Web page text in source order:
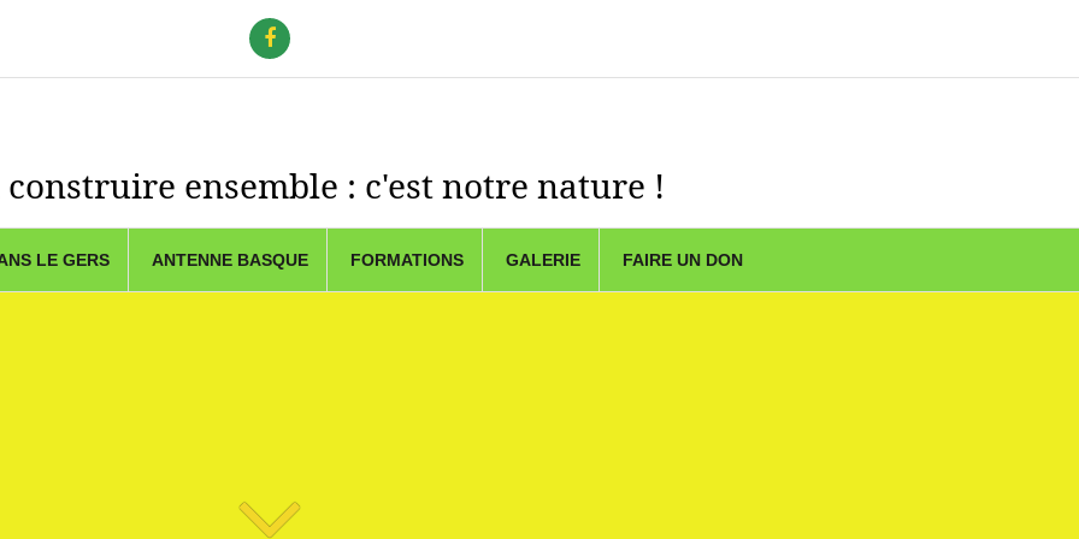
ensemble : c'est notre nature !
LE GERS ANTENNE BASQUE FORMATIONS GALERIE FAIRE UN DON